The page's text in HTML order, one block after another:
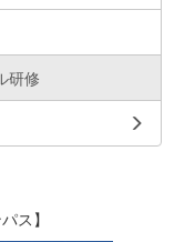
研修
ス】